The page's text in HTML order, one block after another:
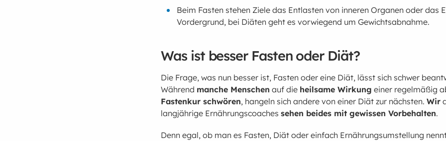
Beim Fasten stehen Ziele das Entlasten von inneren Organen oder das
Vordergrund, bei Diäten geht es vorwiegend um Gewichtsabnahme.
Was ist besser Fasten oder Diät?
Die Frage, was nun besser ist, Fasten oder eine Diät, lässt sich schwer
Während manche Menschen auf die heilsame Wirkung einer regelmäßig
Fastenkur schwören, hangeln sich andere von einer Diät zur nächsten.Wir
langjährige Ernährungscoachessehen beides mit gewissen Vorbehalten.
Denn egal, ob man es Fasten, Diät oder einfach Ernährungsumstellung